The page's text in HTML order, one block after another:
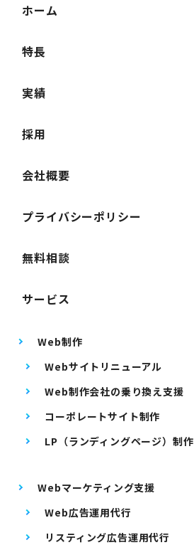
ホーム
特長
実績
採用
会社概要
プライバシーポリシー
無料相談
サービス
Web制作
Webサイトリニューアル
Web制作会社の乗り換え支援
コーポレートサイト制作
LP（ランディングページ）制作
Webマーケティング支援
Web広告運用代行
リスティング広告運用代行